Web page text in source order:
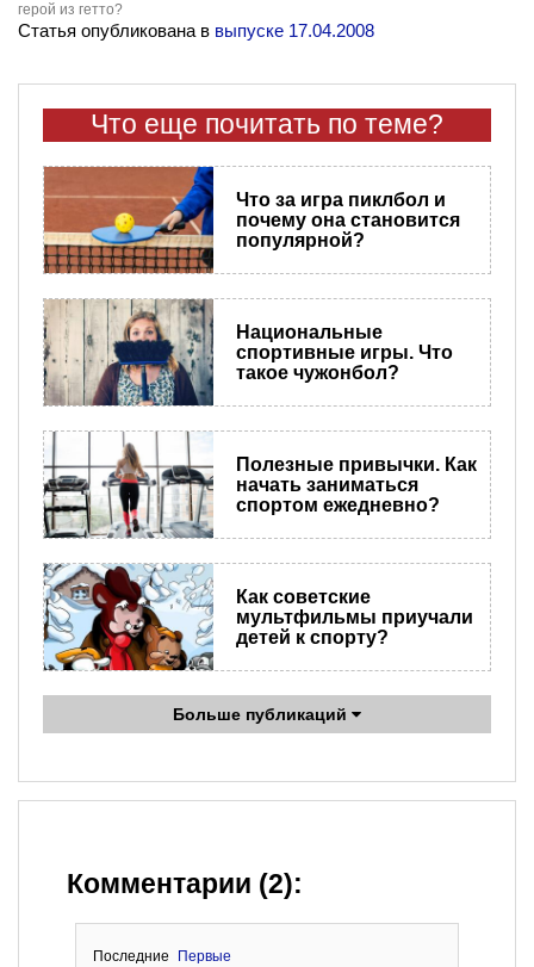
герой из гетто?
Статья опубликована в выпуске 17.04.2008
Что еще почитать по теме?
Что за игра пиклбол и
почему она становится
популярной?
Национальные
спортивные игры. Что
такое чужонбол?
Полезные привычки. Как
начать заниматься
спортом ежедневно?
Как советские
мультфильмы приучали
детей к спорту?
Больше публикаций
Комментарии (2):
Последние
Первые